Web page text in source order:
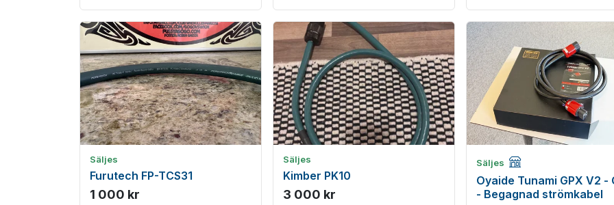
Säljes
Furutech FP-TCS31
1 000 kr
Säljes
Kimber PK10
3 000 kr
Säljes Företagsannons
Oyaide Tunami GPX V2 -
- Begagnad strömkabel